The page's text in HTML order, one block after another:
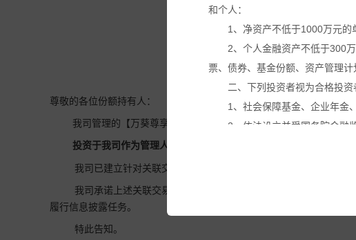
和个人：
1、净资产不低于1000万元的
2、个人金融资产不低于300
票、债券、基金份额、资产管理
二、下列投资者视为合格投资
1、社会保障基金、企业年金
2、依法设立并受国务院金融
本网站所载的各种信息和数
尊敬的各位份额持有人：
我司管理的【万葵尊享22号家族私募证券投资基金】拟按照本基金
投资于我司作为管理人的【
我司已建立针对关联交易的特殊决策机制，已建立不得利用关联
我司承诺上述关联交易事项不存在利益输送、内幕交易或操作市
履行信息披露任务。
特此告知。